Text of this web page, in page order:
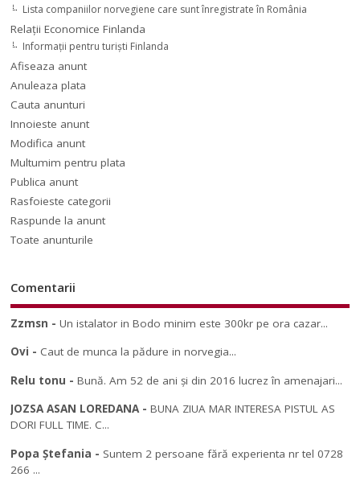
Lista companiilor norvegiene care sunt înregistrate în România
Relaţii Economice Finlanda
Informaţii pentru turişti Finlanda
Afiseaza anunt
Anuleaza plata
Cauta anunturi
Innoieste anunt
Modifica anunt
Multumim pentru plata
Publica anunt
Rasfoieste categorii
Raspunde la anunt
Toate anunturile
Comentarii
Zzmsn -Un istalator in Bodo minim este 300kr pe ora cazar...
Ovi - Caut de munca la pădure in norvegia...
Relu tonu -Bună. Am 52 de ani și din 2016 lucrez în amenajari...
JOZSA ASAN LOREDANA-BUNA ZIUA MAR INTERESA PISTUL AS
DORI FULL TIME. C...
Popa Ștefania - Suntem 2 persoane fără experienta nr tel 0728
266 ...